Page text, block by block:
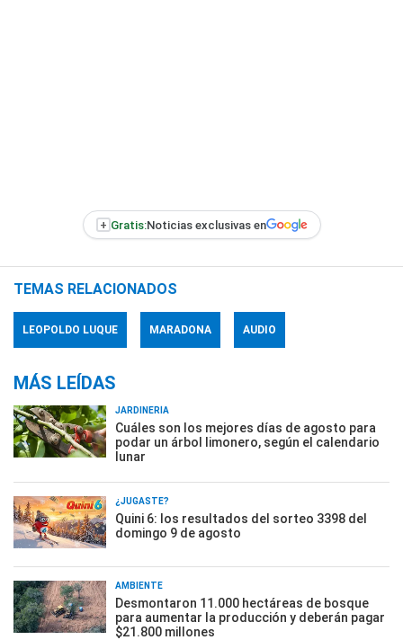
+ Gratis:Noticias exclusivas en
TEMAS RELACIONADOS
LEOPOLDO LUQUE MARADONA AUDIO
MÁS LEÍDAS
JARDINERÍA
Cuáles son los mejores días de agosto para
podar un árbol limonero, según el calendario
lunar
¿JUGASTE?
Quini 6: los resultados del sorteo 3398 del
domingo 9 de agosto
AMBIENTE
Desmontaron 11.000 hectáreas de bosque
para aumentar la producción y deberán pagar
$21.800 millones